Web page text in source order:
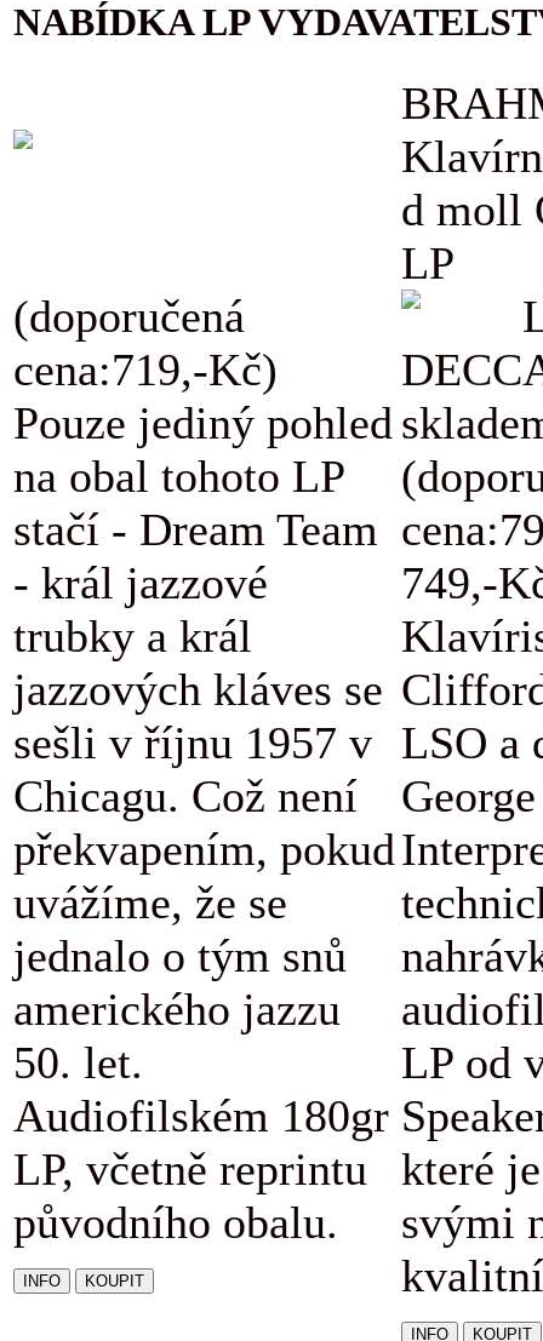
NABÍDKA LP
(doporučená
cena:719,-Kč)
Pouze jediný pohled
na obal tohoto LP
stačí - Dream Team
- král jazzové
trubky a král
jazzových kláves se
sešli v říjnu 1957 v
Chicagu. Což není
překvapením, pokud
uvážíme, že se
jednalo o tým snů
amerického jazzu
50. let.
Audiofilském 180gr
LP, včetně reprintu
původního obalu.
d moll
LP
749,-
LSO a
LP od
které
svými